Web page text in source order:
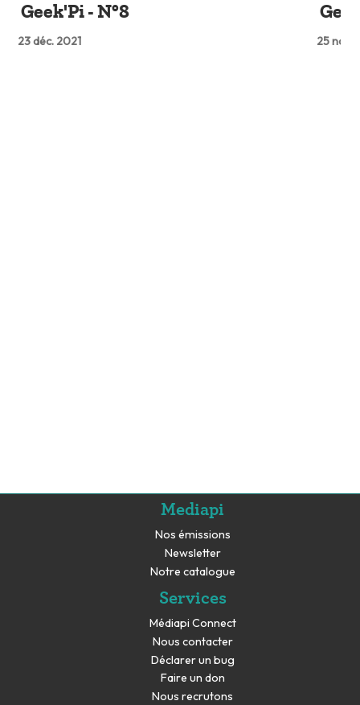
Geek'Pi - N°8
23 déc. 2021 25 nov.
Mediapi
Nos émissions
Newsletter
Notre catalogue
Services
Médiapi Connect
Nous contacter
Déclarer un bug
Faire un don
Nous recrutons